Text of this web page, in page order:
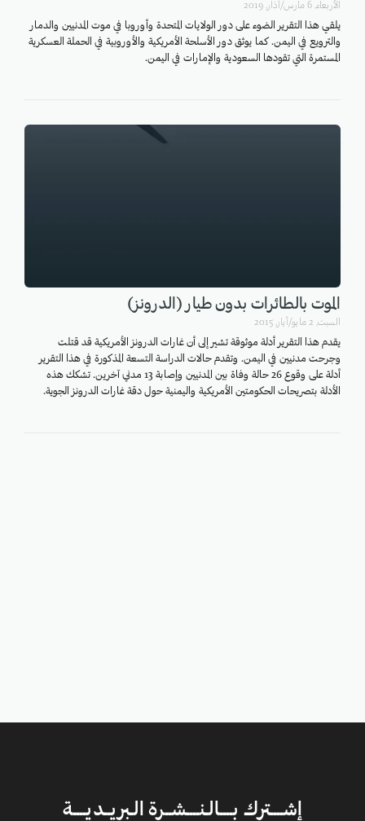
اﻷربعاء, 6 مارس/آذار, 2019
يلقي هذا التقرير الضوء على دور الولايات المتحدة وأوروبا في موت المدنيين والدمار
والترويع في اليمن. كما يوثق دور الأسلحة الأمريكية والأوروبية في الحملة العسكرية
المستمرة التي تقودها السعودية والإمارات في اليمن.
الموت بالطائرات بدون طيار (الدرونز)
السبت, 2 مايو/أيار, 2015
يقدم هذا التقرير أدلة موثوقة تشير إلى أن غارات الدرونز الأمريكية قد قتلت
وجرحت مدنيين في اليمن. وتقدم حالات الدراسة التسعة المذكورة في هذا التقرير
أدلة على وقوع 26 حالة وفاة بين المدنيين وإصابة 13 مدني آخرين. تشكك هذه
الأدلة بتصريحات الحكومتين الأمريكية واليمنية حول دقة غارات الدرونز الجوية.
إشــــترك بــــالـنــــشــرة الـبريــديــــة